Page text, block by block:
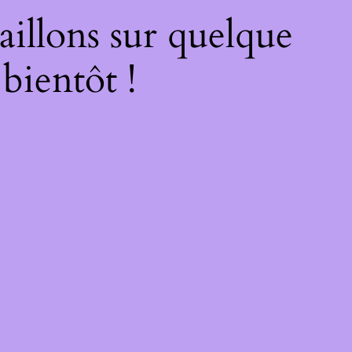
sur quelque
!